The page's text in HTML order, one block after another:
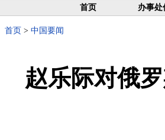
首页 办事处
首页 > 中国要闻
赵乐际对俄